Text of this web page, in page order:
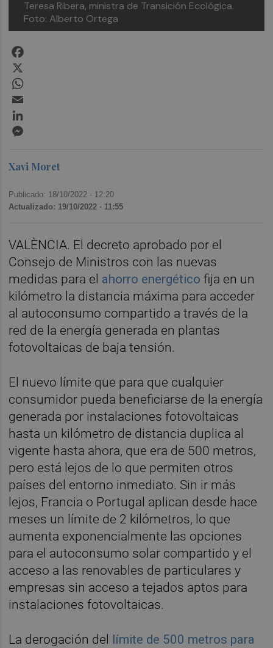
Teresa Ribera, ministra de Transición Ecológica.
Foto: Alberto Ortega
Xavi Moret
Publicado: 18/10/2022 · 12:20
Actualizado: 19/10/2022 · 11:55
VALÈNCIA. El decreto aprobado por el
Consejo de Ministros con las nuevas
medidas para el ahorro energético fija en un
kilómetro la distancia máxima para acceder
al autoconsumo compartido a través de la
red de la energía generada en plantas
fotovoltaicas de baja tensión.
El nuevo límite que para que cualquier
consumidor pueda beneficiarse de la energía
generada por instalaciones fotovoltaicas
hasta un kilómetro de distancia duplica al
vigente hasta ahora, que era de 500 metros,
pero está lejos de lo que permiten otros
países del entorno inmediato. Sin ir más
lejos, Francia o Portugal aplican desde hace
meses un límite de 2 kilómetros, lo que
aumenta exponencialmente las opciones
para el autoconsumo solar compartido y el
acceso a las renovables de particulares y
empresas sin acceso a tejados aptos para
instalaciones fotovoltaicas.
La derogación del límite de 500 metros para